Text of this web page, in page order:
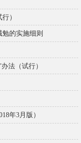
）
的实施细则
法（试行）
年3月版）